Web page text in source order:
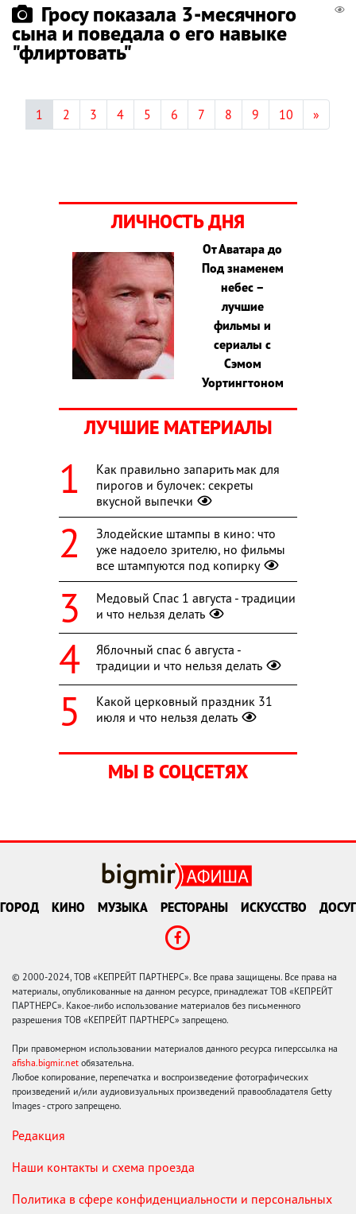
Гросу показала 3-месячного
сына и поведала о его навыке
"флиртовать"
1 2 3 4 5 6 7 8 9 10 »
ЛИЧНОСТЬ ДНЯ
От Аватара до
Под знаменем
небес –
лучшие
фильмы и
сериалы с
Сэмом
Уортингтоном
ЛУЧШИЕ МАТЕРИАЛЫ
Как правильно запарить мак для
пирогов и булочек: секреты
вкусной выпечки
Злодейские штампы в кино: что
уже надоело зрителю, но фильмы
все штампуются под копирку
Медовый Спас 1 августа - традиции
и что нельзя делать
Яблочный спас 6 августа -
традиции и что нельзя делать
Какой церковный праздник 31
июля и что нельзя делать
МЫ В СОЦСЕТЯХ
ГОРОД КИНО МУЗЫКА РЕСТОРАНЫ ИСКУССТВО ДОСУГ
© 2000-2024, ТОВ «КЕПРЕЙТ ПАРТНЕРС». Все права защищены. Все права на
материалы, опубликованные на данном ресурсе, принадлежат ТОВ «КЕПРЕЙТ
ПАРТНЕРС». Какое-либо использование материалов без письменного
разрешения ТОВ «КЕПРЕЙТ ПАРТНЕРС» запрещено.
При правомерном использовании материалов данного ресурса гиперссылка на
afisha.bigmir.net обязательна.
Любое копирование, перепечатка и воспроизведение фотографических
произведений и/или аудиовизуальных произведений правообладателя Getty
Images - строго запрещено.
Редакция
Наши контакты и схема проезда
Политика в сфере конфиденциальности и персональных